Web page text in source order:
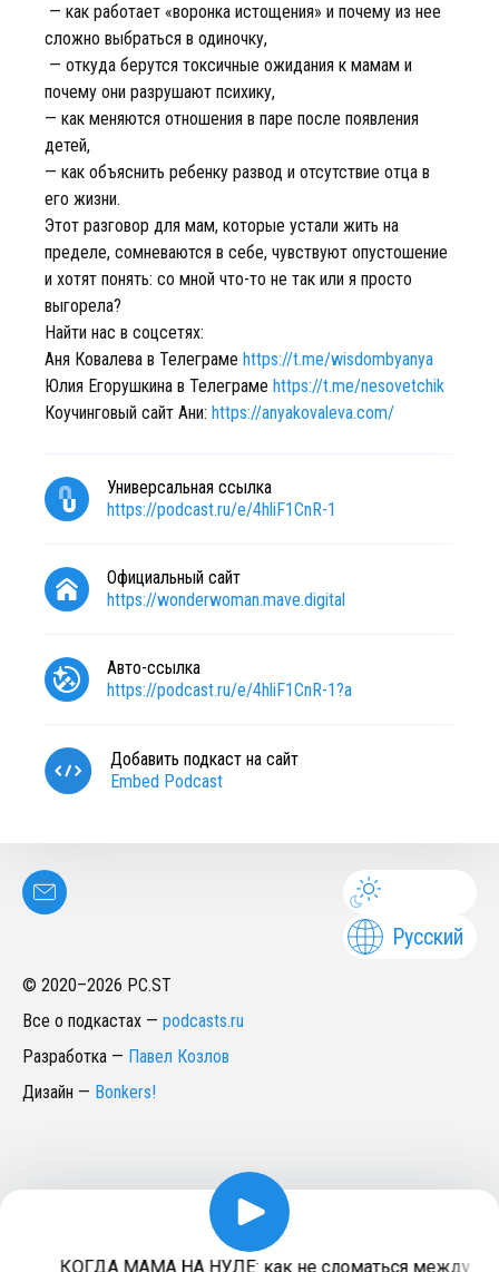
— как работает «воронка истощения» и почему из нее
сложно выбраться в одиночку,
— откуда берутся токсичные ожидания к мамам и
почему они разрушают психику,
— как меняются отношения в паре после появления
детей,
— как объяснить ребенку развод и отсутствие отца в
его жизни.
Этот разговор для мам, которые устали жить на
пределе, сомневаются в себе, чувствуют опустошение
и хотят понять: со мной что-то не так или я просто
выгорела?
Найти нас в соцсетях:
Аня Ковалева в Телеграме https://t.me/wisdombyanya
Юлия Егорушкина в Телеграме https://t.me/nesovetchik
Коучинговый сайт Ани: https://anyakovaleva.com/
Универсальная ссылка
https://podcast.ru/e/4hliF1CnR-1
Официальный сайт
https://wonderwoman.mave.digital
Авто-ссылка
https://podcast.ru/e/4hliF1CnR-1?a
Добавить подкаст на сайт
Embed Podcast
Русский
© 2020–2026 PC.ST
Все о подкастах — podcasts.ru
Разработка — Павел Козлов
Дизайн — Bonkers!
КОГДА МАМА НА НУЛЕ: как не сломаться между